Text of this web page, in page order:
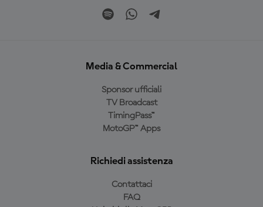
Media & Commercial
Sponsor ufficiali
TV Broadcast
TimingPass™
MotoGP™ Apps
Richiedi assistenza
Contattaci
FAQ